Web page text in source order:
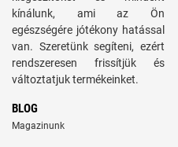
kínálunk, ami az Ön
egészségére jótékony hatással
van. Szeretünk segíteni, ezért
rendszeresen frissítjük és
változtatjuk termékeinket.
BLOG
Magazinunk